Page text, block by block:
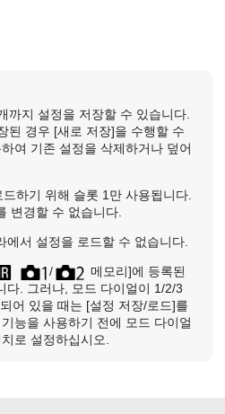
까지 설정을 저장할 수 있습니다.
된 경우 [새로 저장]을 수행할 수
여 기존 설정을 삭제하거나 덮어
하기 위해 슬롯 1만 사용됩니다.
변경할 수 없습니다.
에서 설정을 로드할 수 없습니다.
/ 메모리]에 등록된
다. 그러나, 모드 다이얼이 1/2/3
어 있을 때는 [설정 저장/로드]를
능을 사용하기 전에 모드 다이얼
로 설정하십시오.